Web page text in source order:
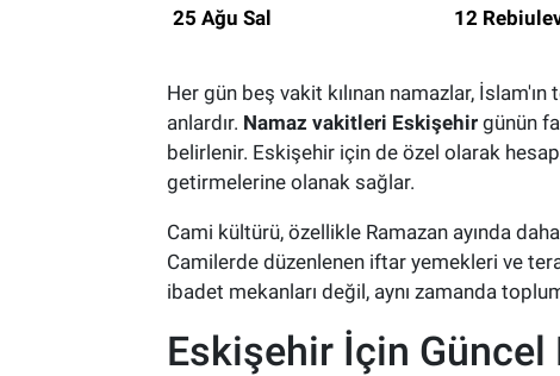
25 Ağu Sal
12
Her gün beş vakit kılınan namazlar,
anlardır. Namaz vakitleri Eskişehir günün
belirlenir. Eskişehir için de özel olarak
getirmelerine olanak sağlar.
Cami kültürü, özellikle Ramazan ayında
Camilerde düzenlenen iftar yemekleri ve
ibadet mekanları değil, aynı zamanda
Eskişehir İçin